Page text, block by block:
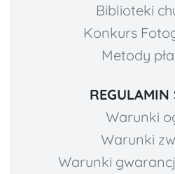
Biblioteki
Konkurs
Metody
REGULAMIN
Warunki
Warunki
Warunki